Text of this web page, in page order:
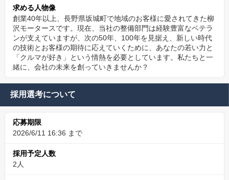
求める人物像
創業40年以上、長野県坂城町で地域のお客様に愛されてきた柳
沢モータースです。現在、当社の整備部門は経験豊富なベテラ
ンが支えていますが、次の50年、100年を見据え、新しい時代
の技術とお客様の期待に応えていくために、あなたの若い力と
「クルマが好き」という情熱を必要としています。私たちと一
緒に、会社の未来を創っていきませんか？
採用選考について
応募期限
2026/6/11 16:36 まで
採用予定人数
2人